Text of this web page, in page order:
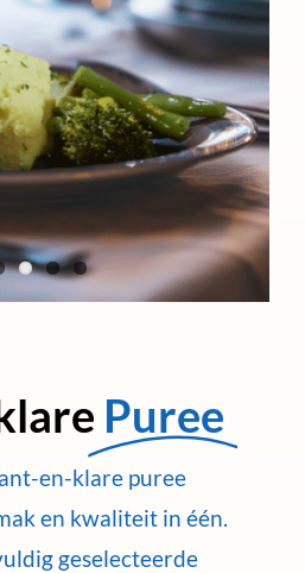
Puree
en-klare puree
en kwaliteit in één.
geselecteerde